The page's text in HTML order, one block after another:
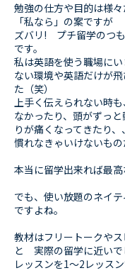
勉強の仕方や目的は様
「私なら」の案ですが
ズバリ! プチ留学のつ
です。
私は英語を使う職場に
ない環境や英語だけが
た（笑）
上手く伝えられない時
なかったり、頭がずっ
りが痛くなってきたり
慣れなきゃいけないもの
本当に留学出来れば最高
でも、使い放題のネイ
ですよね。
教材はフリートークや
と 実際の留学に近い
レッスンを1〜2レッス